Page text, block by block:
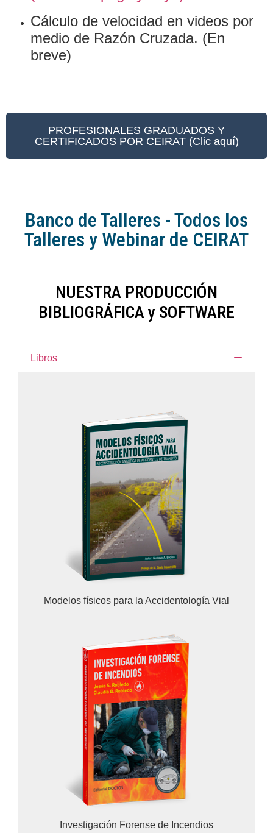
Cálculo de velocidad en videos por
medio de Razón Cruzada. (En
breve)
PROFESIONALES GRADUADOS Y
CERTIFICADOS POR CEIRAT (Clic aquí)
Banco de Talleres - Todos los
Talleres y Webinar de CEIRAT
NUESTRA PRODUCCIÓN
BIBLIOGRÁFICA y SOFTWARE
Libros
Modelos físicos para la Accidentología Vial
Investigación Forense de Incendios